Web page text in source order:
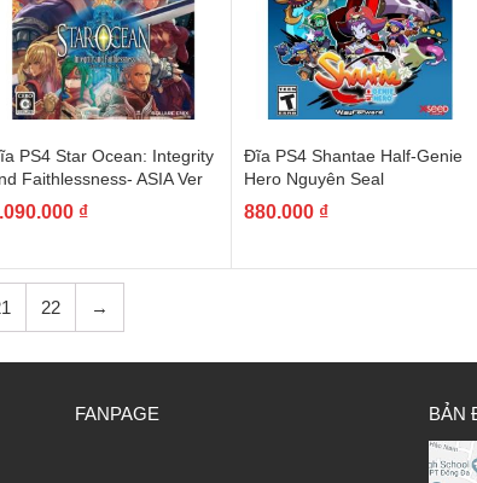
PS4 Star Ocean: Integrity
Faithlessness- ASIA Ver
₫
Đĩa PS4 Shantae Half-Genie
Hero Nguyên Seal
880.000 ₫
22 →
FANPAGE BẢN